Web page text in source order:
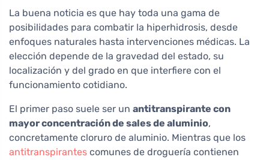
La buena noticia es que hay toda una gama de
posibilidades para combatir la hiperhidrosis, desde
enfoques naturales hasta intervenciones médicas. La
elección depende de la gravedad del estado, su
localización y del grado en que interfiere con el
funcionamiento cotidiano.
El primer paso suele ser un antitranspirante con
mayor concentración de sales de aluminio,
concretamente cloruro de aluminio. Mientras que los
antitranspirantes comunes de droguería contienen